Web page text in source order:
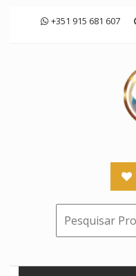
+351 915 681 607